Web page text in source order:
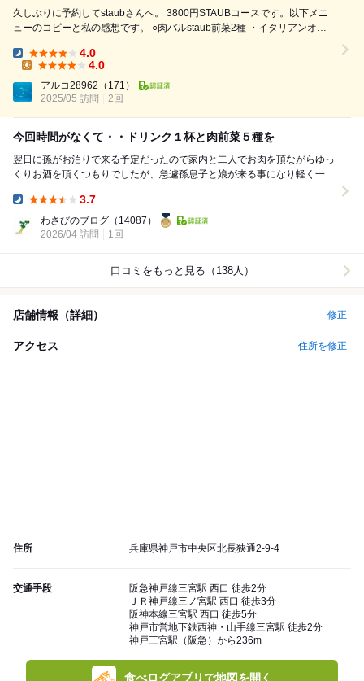
久しぶりに予約してstaubさんへ。 3800円STAUBコースです。以下メニ
ューのコピーと私の感想です。 ○肉バルstaub前菜2種 ・イタリアンオム
Dinner:
4.0
4.0
アルコ28962 （171）
2025/05 訪問
2回
今回時間がなくて・・ドリンク１杯と肉前菜５種を
翌日に孫がお泊りで来る予定だったので家内と二人でお肉を頂ながらゆっ
くりお酒を頂くつもりでしたが、急遽孫息子と娘が来る事になり軽く一杯
3.7
わさびのブログ （14087）
2026/04 訪問
1回
口コミをもっと見る（138人）
店舗情報（詳細） 修正
アクセス 住所を修正
住所 兵庫県神戸市中央区北長狭通2-9-4
交通手段
阪急神戸線三宮駅 西口 徒歩2分
ＪＲ神戸線三ノ宮駅 西口 徒歩3分
阪神本線三宮駅 西口 徒歩5分
神戸市営地下鉄西神・山手線三宮駅 徒歩2分
神戸三宮駅（阪急）から236m
食べログアプリで地図を開く